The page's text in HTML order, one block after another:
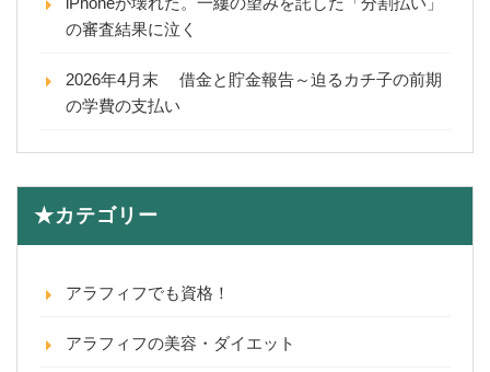
の審査結果に泣く
2026年4月末 借金と貯金報告～迫るカチ子の前期
の学費の支払い
★カテゴリー
アラフィフでも資格！
アラフィフの美容・ダイエット